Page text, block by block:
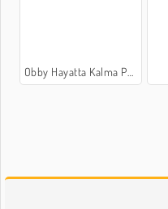
Obby Hayatta Kalma Parkuru